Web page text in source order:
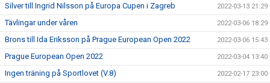
Silver till Ingrid Nilsson på Europa Cupen i Zagreb 2022-03-13 21:29
Tävlingar under våren 2022-03-06 18:29
Brons till Ida Eriksson på Prague European Open 2022 2022-03-06 15:43
Prague European Open 2022 2022-03-04 13:40
Ingen träning på Sportlovet (V.8) 2022-02-17 23:00